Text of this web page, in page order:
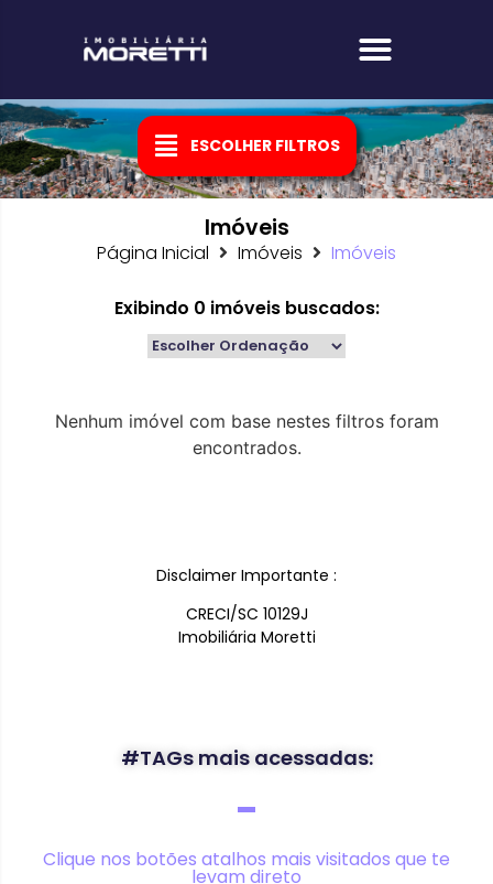
ESCOLHER FILTROS
Imóveis
Página Inicial Imóveis Imóveis
Exibindo 0 imóveis buscados:
Nenhum imóvel com base nestes filtros foram
encontrados.
Disclaimer Importante :
CRECI/SC 10129J
Imobiliária Moretti
#TAGs mais acessadas:
Clique nos botões atalhos mais visitados que te
levam direto